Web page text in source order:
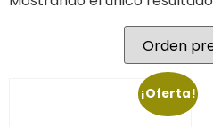
¡Oferta!